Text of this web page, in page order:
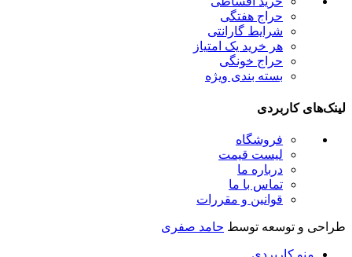
حراج هفتگی
شرایط گارانتی
هر خرید یک امتیاز
حراج خونگی
بسته بندی ویژه
لینک‌های کاربردی
فروشگاه
لیست قیمت
درباره ما
تماس با ما
قوانین و مقررات
طراحی و توسعه توسط حامد صفری
منو کاربردی